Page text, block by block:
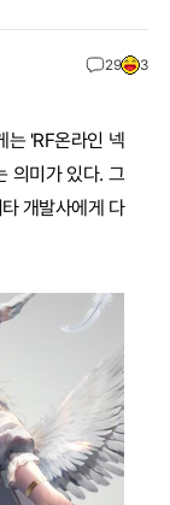
29 3
는 'RF온라인 넥
의미가 있다. 그
개발사에게 다